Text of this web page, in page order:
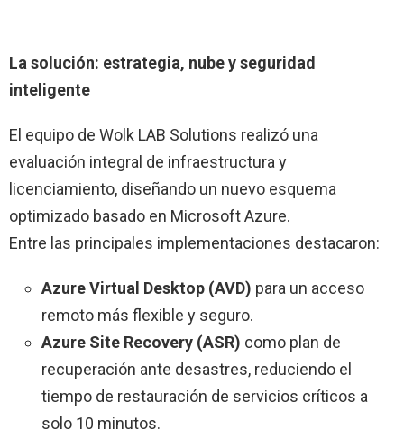
La solución: estrategia, nube y seguridad
inteligente
El equipo de Wolk LAB Solutions realizó una
evaluación integral de infraestructura y
licenciamiento, diseñando un nuevo esquema
optimizado basado en Microsoft Azure.
Entre las principales implementaciones destacaron:
Azure Virtual Desktop (AVD) para un acceso
remoto más flexible y seguro.
Azure Site Recovery (ASR) como plan de
recuperación ante desastres, reduciendo el
tiempo de restauración de servicios críticos a
solo 10 minutos.